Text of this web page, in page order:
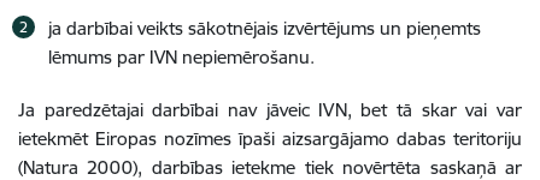
ja darbībai veikts sākotnējais izvērtējums un pieņemts
lēmums par IVN nepiemērošanu.
Ja paredzētajai darbībai nav jāveic IVN, bet tā skar vai var
ietekmēt Eiropas nozīmes īpaši aizsargājamo dabas teritoriju
(Natura 2000), darbības ietekme tiek novērtēta saskaņā ar